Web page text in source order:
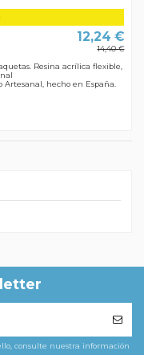
12,24 €
14,40 €
Resina acrílica flexible,
Artesanal, hecho en España.
consulte nuestra información